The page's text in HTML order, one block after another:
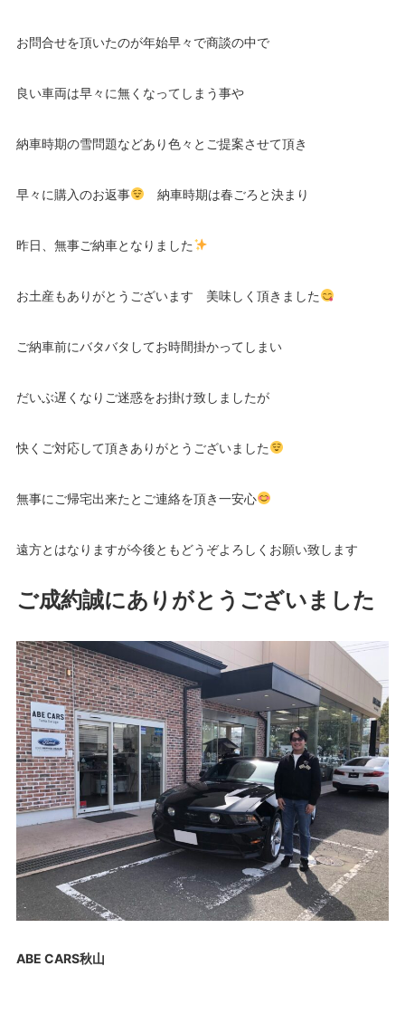
お問合せを頂いたのが年始早々で商談の中で
良い車両は早々に無くなってしまう事や
納車時期の雪問題などあり色々とご提案させて頂き
早々に購入のお返事 納車時期は春ごろと決まり
昨日、無事ご納車となりました
お土産もありがとうございます 美味しく頂きました
ご納車前にバタバタしてお時間掛かってしまい
だいぶ遅くなりご迷惑をお掛け致しましたが
快くご対応して頂きありがとうございました
無事にご帰宅出来たとご連絡を頂き一安心
遠方とはなりますが今後ともどうぞよろしくお願い致します
ご成約誠にありがとうございました
ABE CARS秋山